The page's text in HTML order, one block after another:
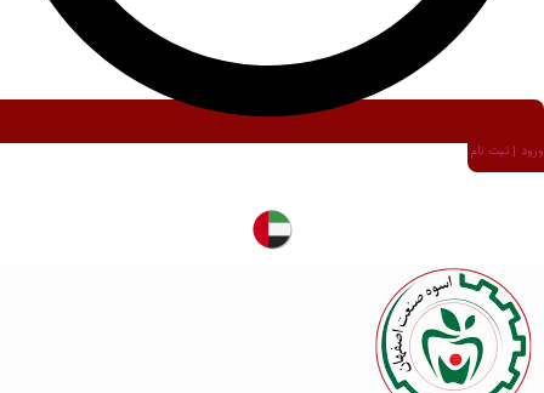
ورود | ثبت نام